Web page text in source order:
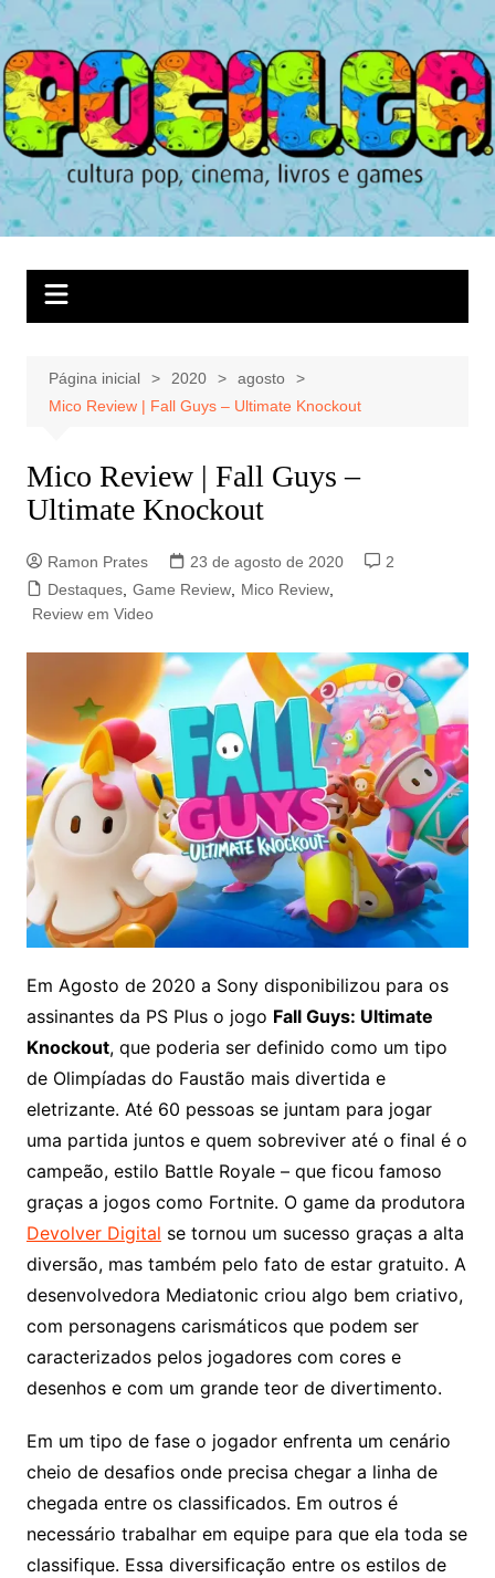
Ir
para
o
conteúdo
Página inicial 2020
agosto
Mico Review | Fall Guys – Ultimate Knockout
Mico Review | Fall Guys –
Ultimate Knockout
Ramon Prates 23 de agosto de 2020
2
Destaques, Game Review, Mico Review,
Review em Video
Em Agosto de 2020 a Sony disponibilizou para os
assinantes da PS Plus o jogo Fall Guys: Ultimate
Knockout, que poderia ser definido como um tipo
de Olimpíadas do Faustão mais divertida e
eletrizante. Até 60 pessoas se juntam para jogar
uma partida juntos e quem sobreviver até o final é o
campeão, estilo Battle Royale – que ficou famoso
graças a jogos como Fortnite. O game da produtora
Devolver Digital se tornou um sucesso graças a alta
diversão, mas também pelo fato de estar gratuito. A
desenvolvedora Mediatonic criou algo bem criativo,
com personagens carismáticos que podem ser
caracterizados pelos jogadores com cores e
desenhos e com um grande teor de divertimento.
Em um tipo de fase o jogador enfrenta um cenário
cheio de desafios onde precisa chegar a linha de
chegada entre os classificados. Em outros é
necessário trabalhar em equipe para que ela toda se
classifique. Essa diversificação entre os estilos de